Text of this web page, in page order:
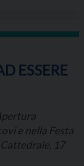
ESSERE
e nella Festa
17